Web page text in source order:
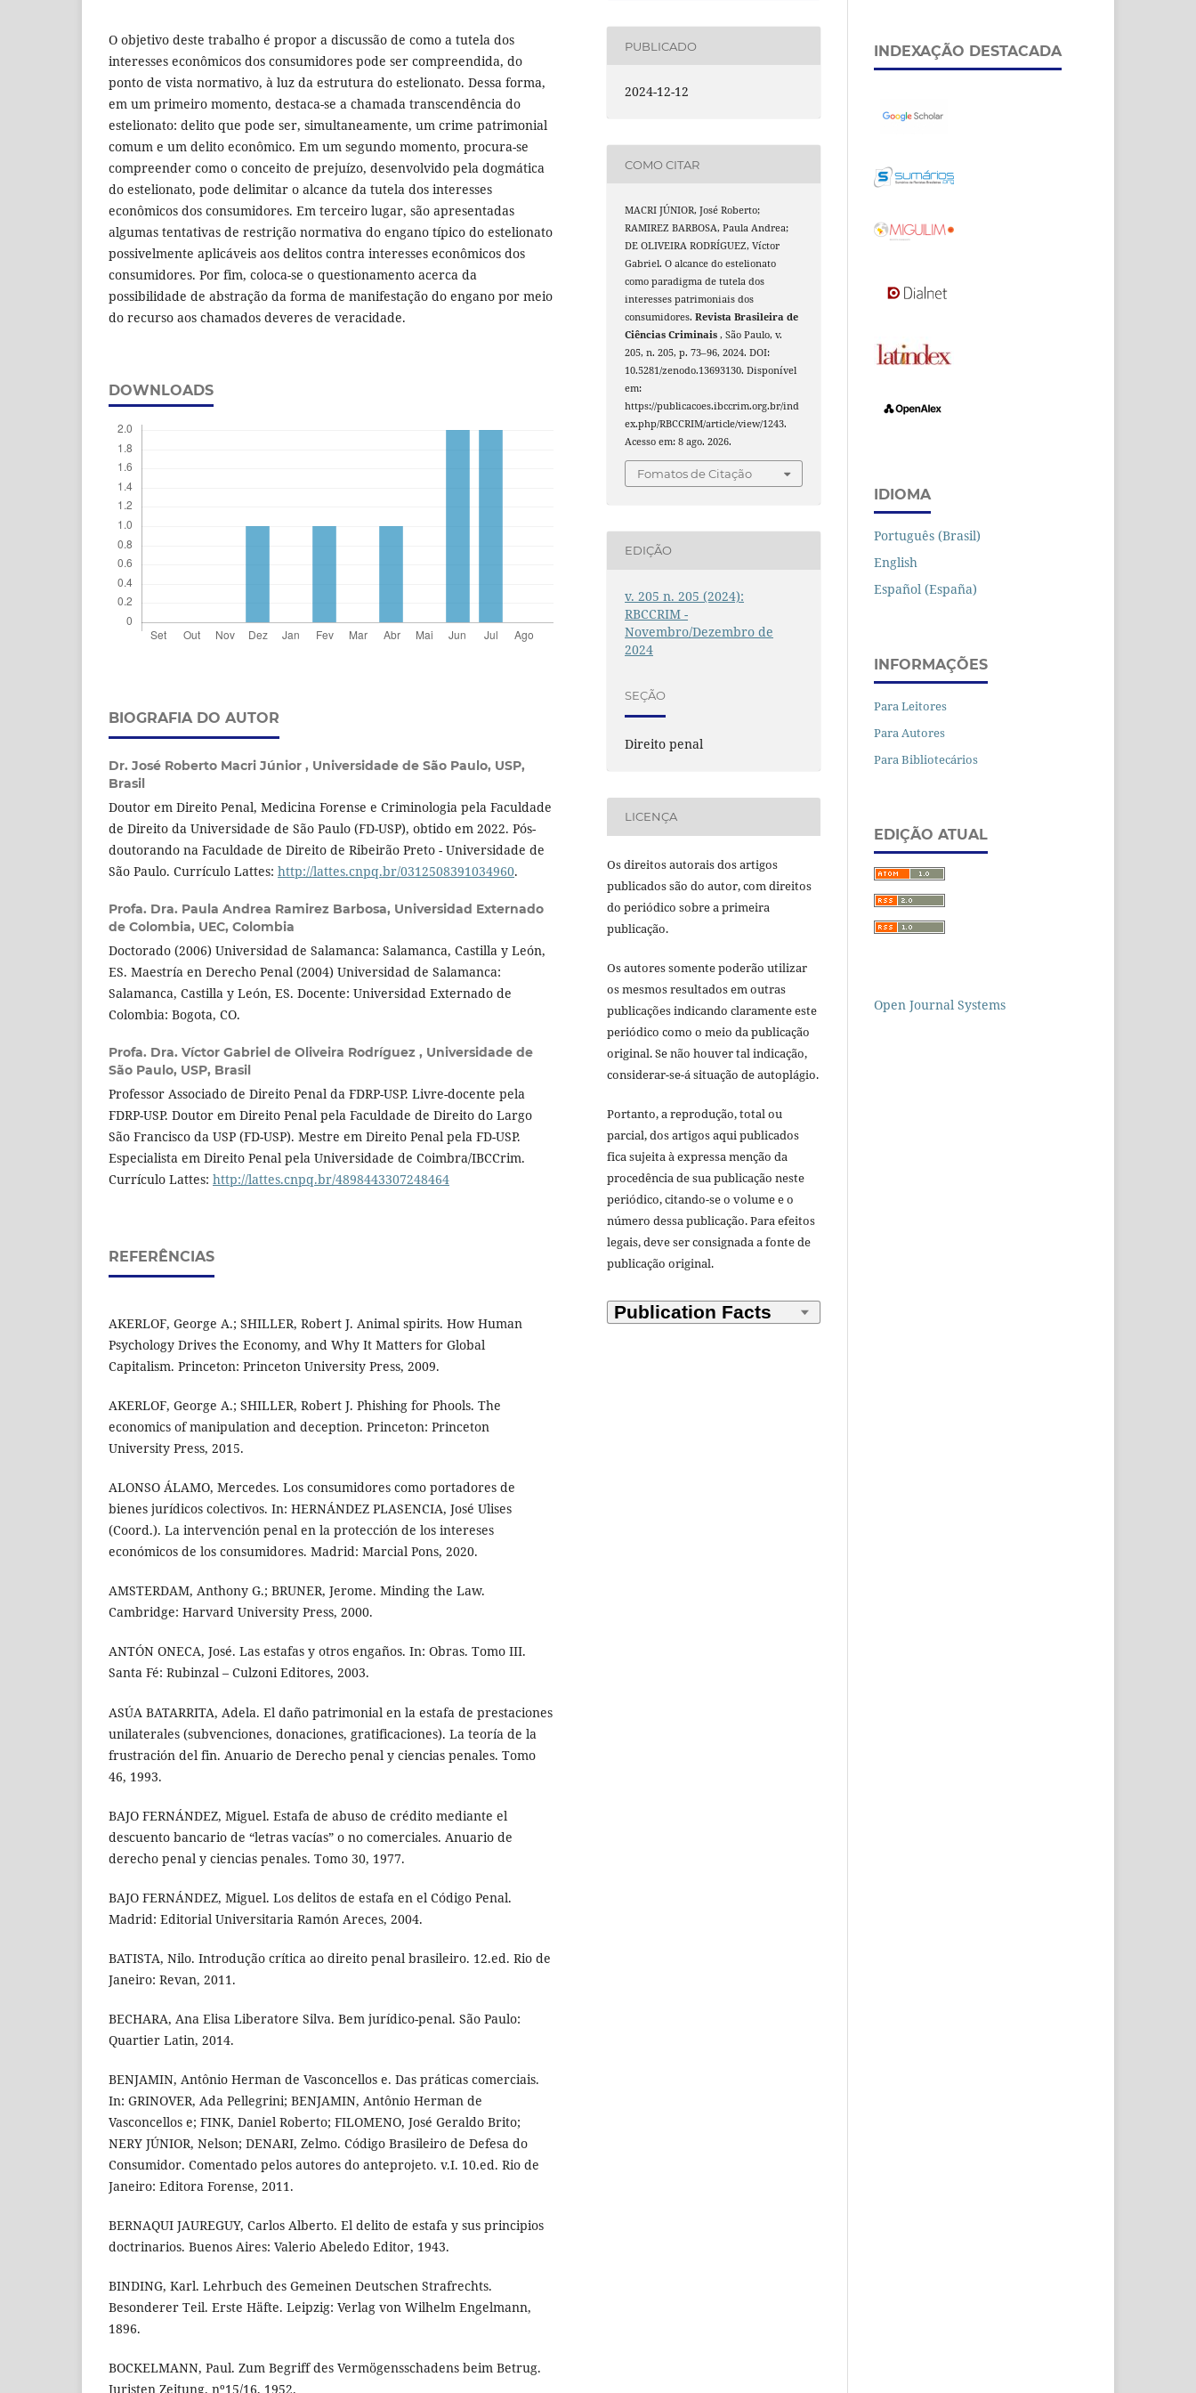
O objetivo deste trabalho é propor a discussão de como a tutela dos
interesses econômicos dos consumidores pode ser compreendida, do
ponto de vista normativo, à luz da estrutura do estelionato. Dessa forma,
em um primeiro momento, destaca-se a chamada transcendência do
estelionato: delito que pode ser, simultaneamente, um crime patrimonial
comum e um delito econômico. Em um segundo momento, procura-se
compreender como o conceito de prejuízo, desenvolvido pela dogmática
do estelionato, pode delimitar o alcance da tutela dos interesses
econômicos dos consumidores. Em terceiro lugar, são apresentadas
algumas tentativas de restrição normativa do engano típico do estelionato
possivelmente aplicáveis aos delitos contra interesses econômicos dos
consumidores. Por fim, coloca-se o questionamento acerca da
possibilidade de abstração da forma de manifestação do engano por meio
do recurso aos chamados deveres de veracidade.
DOWNLOADS
BIOGRAFIA DO AUTOR
Dr. José Roberto Macri Júnior , Universidade de São Paulo, USP,
Brasil
Doutor em Direito Penal, Medicina Forense e Criminologia pela Faculdade
de Direito da Universidade de São Paulo (FD-USP), obtido em 2022. Pós-
doutorando na Faculdade de Direito de Ribeirão Preto - Universidade de
São Paulo. Currículo Lattes: http://lattes.cnpq.br/0312508391034960.
Profa. Dra. Paula Andrea Ramirez Barbosa, Universidad Externado
de Colombia, UEC, Colombia
Doctorado (2006) Universidad de Salamanca: Salamanca, Castilla y León,
ES. Maestría en Derecho Penal (2004) Universidad de Salamanca:
Salamanca, Castilla y León, ES. Docente: Universidad Externado de
Colombia: Bogota, CO.
Profa. Dra. Víctor Gabriel de Oliveira Rodríguez , Universidade de
São Paulo, USP, Brasil
Professor Associado de Direito Penal da FDRP-USP. Livre-docente pela
FDRP-USP. Doutor em Direito Penal pela Faculdade de Direito do Largo
São Francisco da USP (FD-USP). Mestre em Direito Penal pela FD-USP.
Especialista em Direito Penal pela Universidade de Coimbra/IBCCrim.
Currículo Lattes: http://lattes.cnpq.br/4898443307248464
REFERÊNCIAS
AKERLOF, George A.; SHILLER, Robert J. Animal spirits. How Human
Psychology Drives the Economy, and Why It Matters for Global
Capitalism. Princeton: Princeton University Press, 2009.
AKERLOF, George A.; SHILLER, Robert J. Phishing for Phools. The
economics of manipulation and deception. Princeton: Princeton
University Press, 2015.
ALONSO ÁLAMO, Mercedes. Los consumidores como portadores de
bienes jurídicos colectivos. In: HERNÁNDEZ PLASENCIA, José Ulises
(Coord.). La intervención penal en la protección de los intereses
económicos de los consumidores. Madrid: Marcial Pons, 2020.
AMSTERDAM, Anthony G.; BRUNER, Jerome. Minding the Law.
Cambridge: Harvard University Press, 2000.
ANTÓN ONECA, José. Las estafas y otros engaños. In: Obras. Tomo III.
Santa Fé: Rubinzal – Culzoni Editores, 2003.
ASÚA BATARRITA, Adela. El daño patrimonial en la estafa de prestaciones
unilaterales (subvenciones, donaciones, gratificaciones). La teoría de la
frustración del fin. Anuario de Derecho penal y ciencias penales. Tomo
46, 1993.
BAJO FERNÁNDEZ, Miguel. Estafa de abuso de crédito mediante el
descuento bancario de “letras vacías” o no comerciales. Anuario de
derecho penal y ciencias penales. Tomo 30, 1977.
BAJO FERNÁNDEZ, Miguel. Los delitos de estafa en el Código Penal.
Madrid: Editorial Universitaria Ramón Areces, 2004.
BATISTA, Nilo. Introdução crítica ao direito penal brasileiro. 12.ed. Rio de
Janeiro: Revan, 2011.
BECHARA, Ana Elisa Liberatore Silva. Bem jurídico-penal. São Paulo:
Quartier Latin, 2014.
BENJAMIN, Antônio Herman de Vasconcellos e. Das práticas comerciais.
In: GRINOVER, Ada Pellegrini; BENJAMIN, Antônio Herman de
Vasconcellos e; FINK, Daniel Roberto; FILOMENO, José Geraldo Brito;
NERY JÚNIOR, Nelson; DENARI, Zelmo. Código Brasileiro de Defesa do
Consumidor. Comentado pelos autores do anteprojeto. v.I. 10.ed. Rio de
Janeiro: Editora Forense, 2011.
BERNAQUI JAUREGUY, Carlos Alberto. El delito de estafa y sus principios
doctrinarios. Buenos Aires: Valerio Abeledo Editor, 1943.
BINDING, Karl. Lehrbuch des Gemeinen Deutschen Strafrechts.
Besonderer Teil. Erste Häfte. Leipzig: Verlag von Wilhelm Engelmann,
1896.
BOCKELMANN, Paul. Zum Begriff des Vermögensschadens beim Betrug.
Juristen Zeitung. nº15/16, 1952.
PUBLICADO
2024-12-12
COMO CITAR
MACRI JÚNIOR, José Roberto;
RAMIREZ BARBOSA, Paula Andrea;
DE OLIVEIRA RODRÍGUEZ, Víctor
Gabriel. O alcance do estelionato
como paradigma de tutela dos
interesses patrimoniais dos
consumidores.Revista Brasileira de
Ciências Criminais, São Paulo, v.
205, n. 205, p. 73–96, 2024. DOI:
10.5281/zenodo.13693130. Disponível
em:
https://publicacoes.ibccrim.org.br/ind
ex.php/RBCCRIM/article/view/1243.
Acesso em: 8 ago. 2026.
Fomatos de Citação
EDIÇÃO
v. 205 n. 205 (2024):
RBCCRIM -
Novembro/Dezembro de
2024
SEÇÃO
Direito penal
LICENÇA
Os direitos autorais dos artigos
publicados são do autor, com direitos
do periódico sobre a primeira
publicação.
Os autores somente poderão utilizar
os mesmos resultados em outras
publicações indicando claramente este
periódico como o meio da publicação
original. Se não houver tal indicação,
considerar-se-á situação de autoplágio.
Portanto, a reprodução, total ou
parcial, dos artigos aqui publicados
fica sujeita à expressa menção da
procedência de sua publicação neste
periódico, citando-se o volume e o
número dessa publicação. Para efeitos
legais, deve ser consignada a fonte de
publicação original.
INDEXAÇÃO DESTACADA
IDIOMA
Português (Brasil)
English
Español (España)
INFORMAÇÕES
Para Leitores
Para Autores
Para Bibliotecários
EDIÇÃO ATUAL
Open Journal Systems